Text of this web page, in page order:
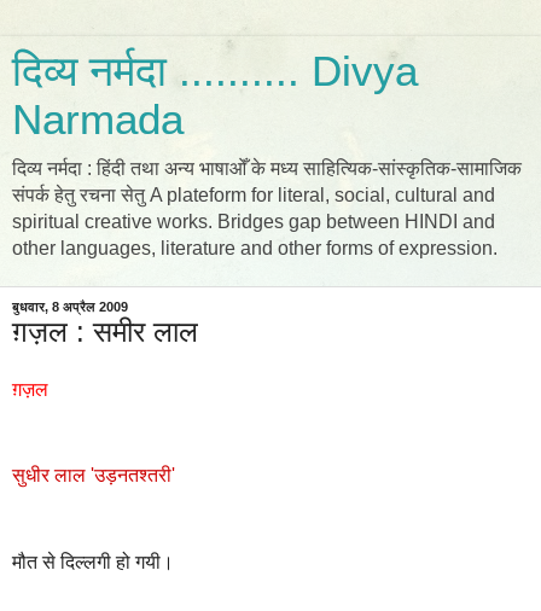
दिव्य नर्मदा .......... Divya
Narmada
दिव्य नर्मदा : हिंदी तथा अन्य भाषाओँ के मध्य साहित्यिक-सांस्कृतिक-सामाजिक
संपर्क हेतु रचना सेतु A plateform for literal, social, cultural and
spiritual creative works. Bridges gap between HINDI and
other languages, literature and other forms of expression.
बुधवार, 8 अप्रैल 2009
ग़ज़ल : समीर लाल
ग़ज़ल
सुधीर लाल 'उड़नतश्तरी'
मौत से दिल्लगी हो गयी।